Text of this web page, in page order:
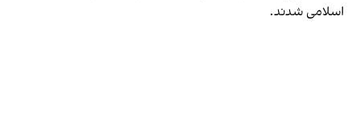
اسلامی شدند.